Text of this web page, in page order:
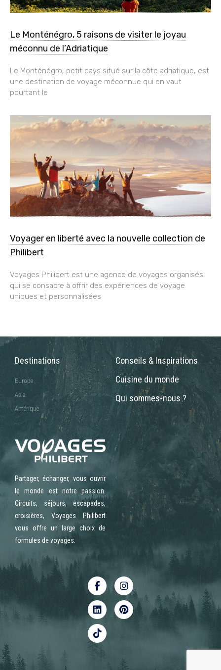
Le Monténégro, 5 raisons de visiter le joyau
méconnu de l’Adriatique
Le Monténégro, petit pays situé sur la côte adriatique, est
une destination de voyage méconnue qui en vaut
pourtant le
Voyager en liberté avec la nouvelle collection de
Philibert
Voyages Philibert est une agence de voyages organisés
qui se consacre à offrir des expériences de voyage
uniques et personnalisées
Destinations
Europe
Asie
Amérique
Conseils & Inspirations
Cuisine du monde
Qui sommes-nous ?
Partager, échanger, vous ouvrir
le monde est notre passion.
Circuits, séjours, escapades,
croisières, Voyages Philibert
vous offre un large choix de
formules de voyages.